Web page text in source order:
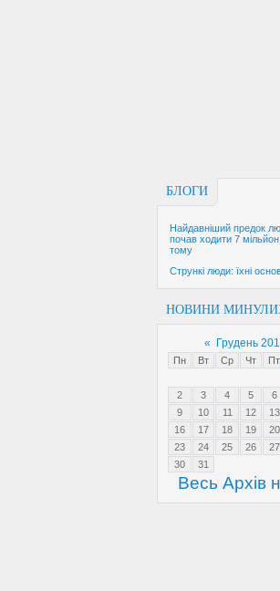
БЛОГИ
Найдавніший предок
почав ходити 7 мільйон
тому
Стрункі люди: їхні
НОВИНИ
« Грудень
Пн Вт Ср Чт Пт
2
3 4 5 6
9
10 11 12 13
16
17 18 19 20
23
24 25 26 27
30
31
Весь Архів